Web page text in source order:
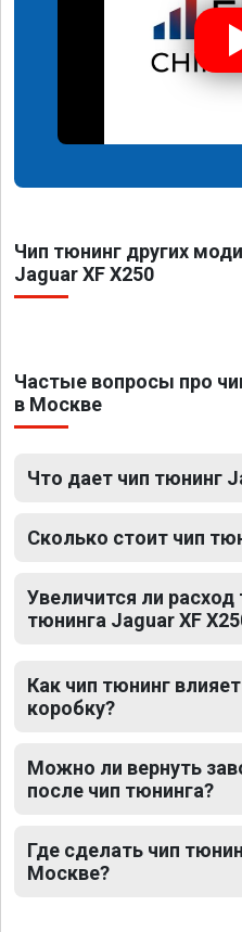
Чип тюнинг других
Jaguar XF X250
Частые вопросы про
в Москве
Что дает чип тюнинг
Сколько стоит чип
Увеличится ли расход
тюнинга Jaguar XF
Как чип тюнинг
коробку?
Можно ли вернуть
после чип тюнинга?
Где сделать чип
Москве?